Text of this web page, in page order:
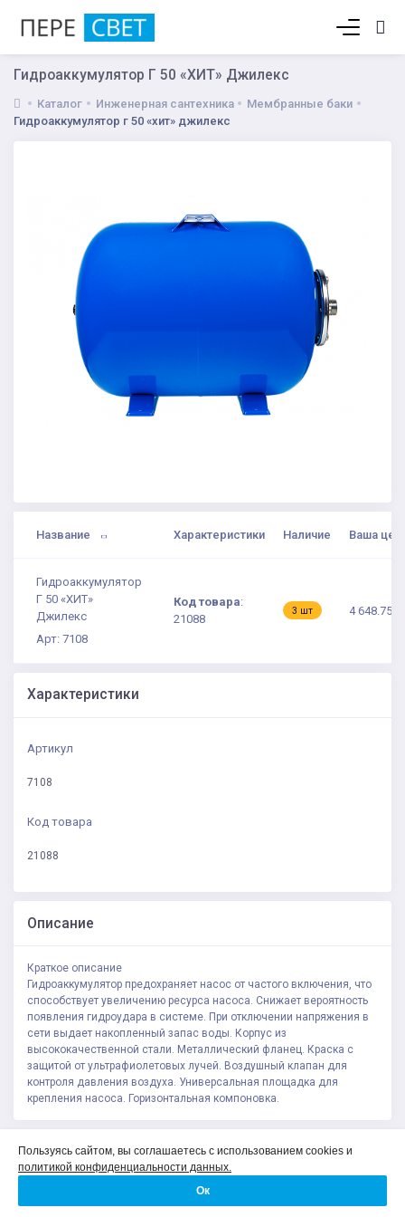
Гидроаккумулятор Г 50 «ХИТ» Джилекс
Каталог Инженерная сантехника
Мембранные баки
Гидроаккумулятор г 50 «хит» джилекс
Пользуясь сайтом, вы соглашаетесь с использованием cookies и
политикой конфиденциальности данных.
Ок
Название Характеристики Наличие Ваша
Гидроаккумулятор
Г 50 «ХИТ»
Джилекс
Арт: 7108
Код товара:
21088
3 шт 4 648.75 ₽
Характеристики
Артикул
7108
Код товара
21088
Описание
Краткое описание
Гидроаккумулятор предохраняет насос от частого включения, что
способствует увеличению ресурса насоса. Снижает вероятность
появления гидроудара в системе. При отключении напряжения в
сети выдает накопленный запас воды. Корпус из
высококачественной стали. Металлический фланец. Краска с
защитой от ультрафиолетовых лучей. Воздушный клапан для
контроля давления воздуха. Универсальная площадка для
крепления насоса. Горизонтальная компоновка.
Политика конфиденциальности
Соглашение на обработку персональных данных
О компании